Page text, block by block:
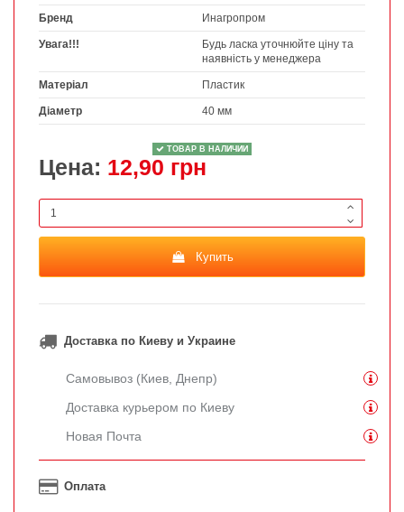
Бренд Инагропром
Увага!!!
Будь ласка уточнюйте ціну та
наявність у менеджера
Матеріал Пластик
Діаметр 40 мм
ТОВАР В НАЛИЧИИ
Цена: 12,90 грн
Купить
Доставка по Киеву и Украине
Самовывоз (Киев, Днепр)
Доставка курьером по Киеву
Новая Почта
Оплата